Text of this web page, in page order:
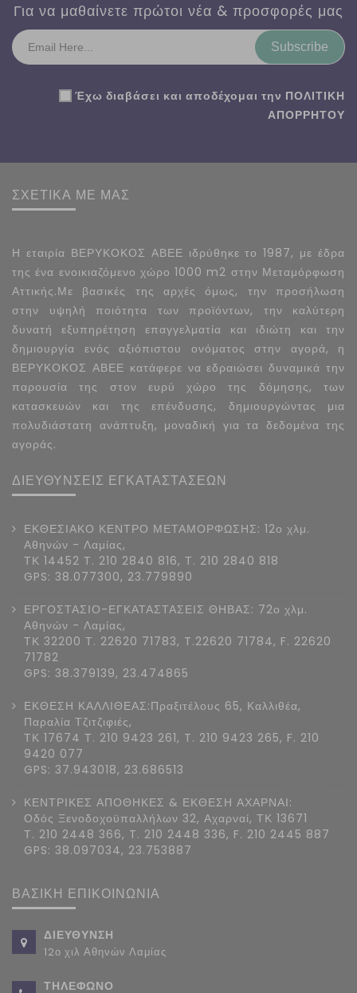
Για να μαθαίνετε πρώτοι νέα & προσφορές μας
Subscribe
Έχω διαβάσει και αποδέχομαι την ΠΟΛΙΤΙΚΗ
ΑΠΟΡΡΗΤΟΥ
ΣΧΕΤΙΚΑ ΜΕ ΜΑΣ
Η εταιρία ΒΕΡΥΚΟΚΟΣ ΑΒΕΕ ιδρύθηκε το 1987, με έδρα
της ένα ενοικιαζόμενο χώρο 1000 m2 στην Μεταμόρφωση
Αττικής.Με βασικές της αρχές όμως, την προσήλωση
στην υψηλή ποιότητα των προϊόντων, την καλύτερη
δυνατή εξυπηρέτηση επαγγελματία και ιδιώτη και την
δημιουργία ενός αξιόπιστου ονόματος στην αγορά, η
ΒΕΡΥΚΟΚΟΣ ΑΒΕΕ κατάφερε να εδραιώσει δυναμικά την
παρουσία της στον ευρύ χώρο της δόμησης, των
κατασκευών και της επένδυσης, δημιουργώντας μια
πολυδιάστατη ανάπτυξη, μοναδική για τα δεδομένα της
αγοράς.
ΔΙΕΥΘΥΝΣΕΙΣ ΕΓΚΑΤΑΣΤΑΣΕΩΝ
ΕΚΘΕΣΙΑΚΟ ΚΕΝΤΡΟ ΜΕΤΑΜΟΡΦΩΣΗΣ: 12ο χλμ.
Αθηνών - Λαμίας,
ΤΚ 14452 Τ. 210 2840 816, Τ. 210 2840 818
GPS: 38.077300, 23.779890
ΕΡΓΟΣΤΑΣΙΟ-ΕΓΚΑΤΑΣΤΑΣΕΙΣ ΘΗΒΑΣ: 72ο χλμ.
Αθηνών - Λαμίας,
ΤΚ 32200 Τ. 22620 71783, T.22620 71784, F. 22620
71782
GPS: 38.379139, 23.474865
ΕΚΘΕΣΗ ΚΑΛΛΙΘΕΑΣ:Πραξιτέλους 65, Καλλιθέα,
Παραλία Τζιτζιφιές,
ΤΚ 17674 Τ. 210 9423 261, T. 210 9423 265, F. 210
9420 077
GPS: 37.943018, 23.686513
ΚΕΝΤΡΙΚΕΣ ΑΠΟΘΗΚΕΣ & ΕΚΘΕΣΗ ΑΧΑΡΝΑΙ:
Οδός Ξενοδοχοϋπαλλήλων 32, Αχαρναί, ΤΚ 13671
Τ. 210 2448 366, T. 210 2448 336, F. 210 2445 887
GPS: 38.097034, 23.753887
ΒΑΣΙΚΗ ΕΠΙΚΟΙΝΩΝΙΑ
ΔΙΕΥΘΥΝΣΗ
12ο χιλ Αθηνών Λαμίας
ΤΗΛΕΦΩΝΟ